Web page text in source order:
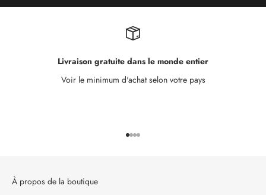
Livraison gratuite dans le monde entier
Voir le minimum d'achat selon votre pays
Aller à l'élément 1
Aller à l'élément 2
Aller à l'élément 3
Aller à l'élément 4
À propos de la boutique